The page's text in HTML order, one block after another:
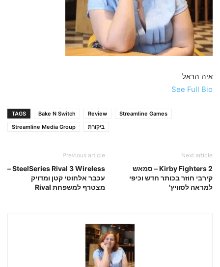
איה הראל
See Full Bio
TAGS Bake N Switch Review
Streamline Games
Streamline Media Group
ביקורת
Previous article
SteelSeries Rival 3 Wireless –
עכבר אלחוטי קטן ומדויק
מצטרף למשפחת Rival
Next article
Kirby Fighters 2 – סמאש
קירבי חוזר בכותר חדש וכיפי
למראה לסוויץ'